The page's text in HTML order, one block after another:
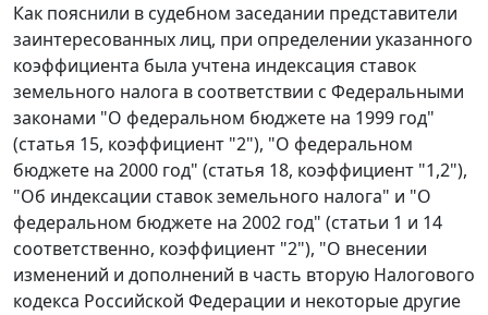
Как пояснили в судебном заседании представители
заинтересованных лиц, при определении указанного
коэффициента была учтена индексация ставок
земельного налога в соответствии с Федеральными
законами "О федеральном бюджете на 1999 год"
(статья 15, коэффициент "2"), "О федеральном
бюджете на 2000 год" (статья 18, коэффициент "1,2"),
"Об индексации ставок земельного налога" и "О
федеральном бюджете на 2002 год" (статьи 1 и 14
соответственно, коэффициент "2"), "О внесении
изменений и дополнений в часть вторую Налогового
кодекса Российской Федерации и некоторые другие